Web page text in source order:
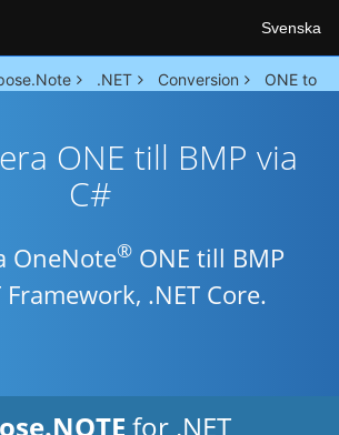
Svenska
.NET Conversion ONE to
ONE till BMP via
C#
OneNote® ONE till BMP
Framework, .NET Core.
for .NET